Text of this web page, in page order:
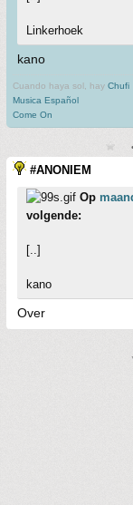
Linkerhoek
kano
Cuando haya sol, hay Chufi
Musica Español
Come On
#ANONIEM
Op
volgende:
[..]
kano
Over